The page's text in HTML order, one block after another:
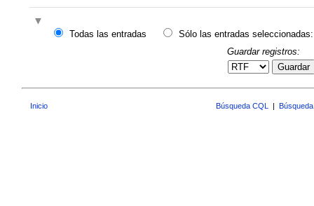
Todas las entradas
Sólo las entradas seleccionadas:
Guardar registros:
Guardar
Inicio Búsqueda CQL